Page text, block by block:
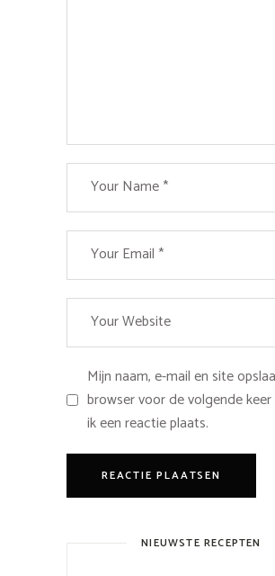
Mijn naam, e-mail en site
browser voor de volgende
ik een reactie plaats.
NIEUWSTE RECEPTEN